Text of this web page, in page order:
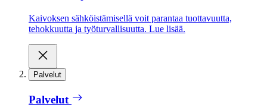
Kaivoksen sähköistämisellä voit parantaa tuottavuutta,
tehokkuutta ja työturvallisuutta. Lue lisää.
Palvelut
Palvelut